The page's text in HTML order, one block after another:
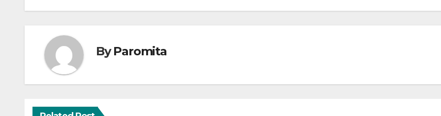
ByParomita